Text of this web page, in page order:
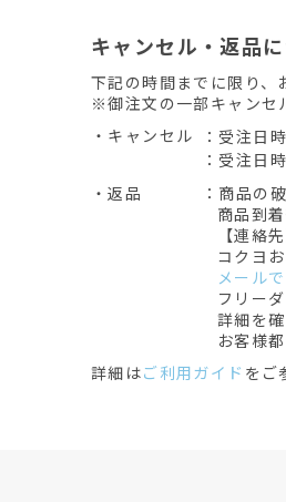
キャンセル・返品
下記の時間までに限り、
※御注文の一部キャンセ
・キャンセル
：受注日
：受注日
・返品
：商品の
商品到
【連絡先
コクヨ
メール
フリー
詳細を
お客様
詳細はご利用ガイド をご